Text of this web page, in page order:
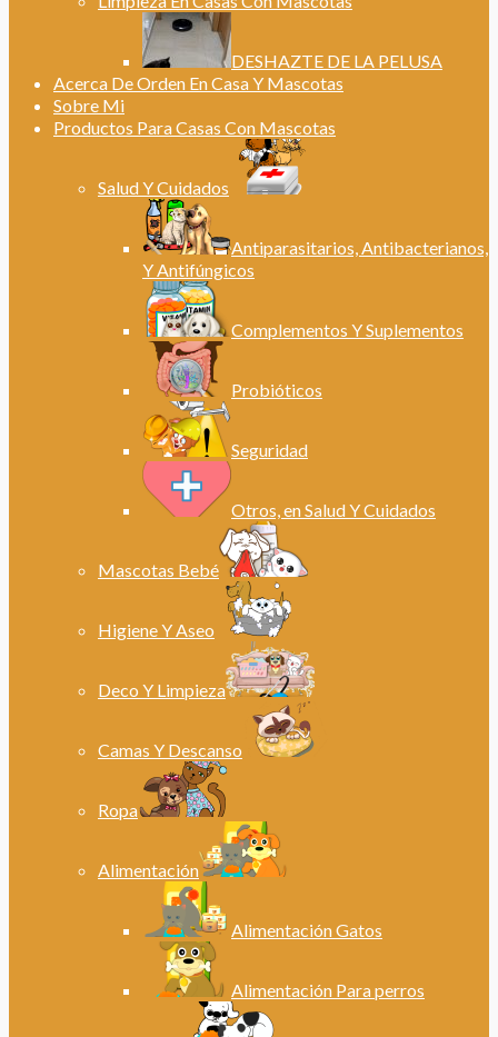
DESHAZTE DE LA PELUSA
Acerca De Orden En Casa Y Mascotas
Sobre Mi
Productos Para Casas Con Mascotas
Salud Y Cuidados
Antiparasitarios, Antibacterianos,
Y Antifúngicos
Complementos Y Suplementos
Probióticos
Seguridad
Otros, en Salud Y Cuidados
Mascotas Bebé
Higiene Y Aseo
Deco Y Limpieza
Camas Y Descanso
Ropa
Alimentación
Alimentación Gatos
Alimentación Para perros